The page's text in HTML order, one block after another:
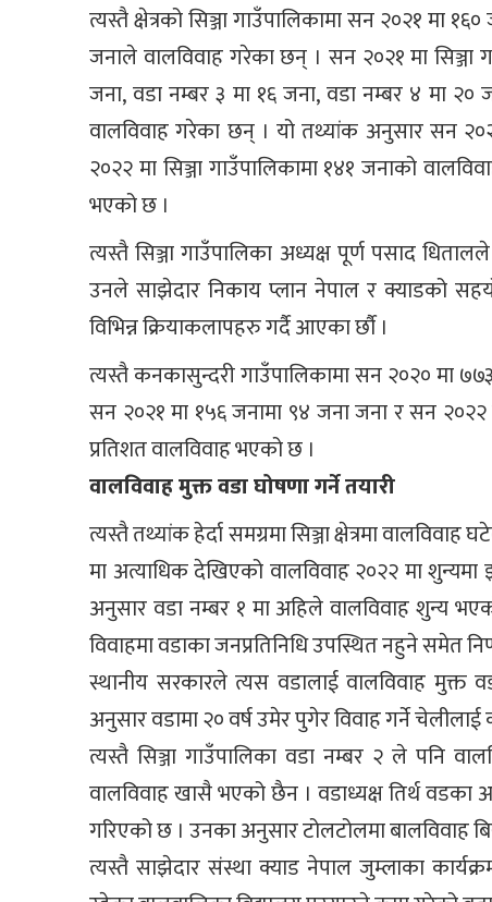
त्यस्तै क्षेत्रको सिञ्जा गाउँपालिकामा सन २०२१ मा
जनाले वालविवाह गरेका छन् । सन २०२१ मा सिञ्जा
जना, वडा नम्बर ३ मा १६ जना, वडा नम्बर ४ मा
वालविवाह गरेका छन् । यो तथ्यांक अनुसार सन
२०२२ मा सिञ्जा गाउँपालिकामा १४१ जनाको
भएको छ ।
त्यस्तै सिञ्जा गाउँपालिका अध्यक्ष पूर्ण पसाद
उनले साझेदार निकाय प्लान नेपाल र क्याडको
विभिन्न क्रियाकलापहरु गर्दै आएका र्छाै ।
त्यस्तै कनकासुन्दरी गाउँपालिकामा सन २०२० मा
सन २०२१ मा १५६ जनामा ९४ जना जना र सन
प्रतिशत वालविवाह भएको छ ।
वालविवाह मुक्त वडा घोषणा गर्ने तयारी
त्यस्तै तथ्यांक हेर्दा समग्रमा सिञ्जा क्षेत्रमा
मा अत्याधिक देखिएको वालविवाह २०२२ मा शुन्यमा
अनुसार वडा नम्बर १ मा अहिले वालविवाह शुन्य
विवाहमा वडाका जनप्रतिनिधि उपस्थित नहुने समेत
स्थानीय सरकारले त्यस वडालाई वालविवाह मुक्त
अनुसार वडामा २० वर्ष उमेर पुगेर विवाह गर्ने
त्यस्तै सिञ्जा गाउँपालिका वडा नम्बर २ ले पनि
वालविवाह खासै भएको छैन । वडाध्यक्ष तिर्थ वडका
गरिएको छ । उनका अनुसार टोलटोलमा बालविवाह
त्यस्तै साझेदार संस्था क्याड नेपाल जुम्लाका